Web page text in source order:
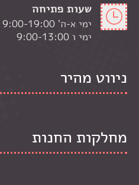
שעות פתיחה
ימי א-ה' 9:00-19:00
ימי ו 9:00-13:00
ניווט מהיר
מחלקות החנות